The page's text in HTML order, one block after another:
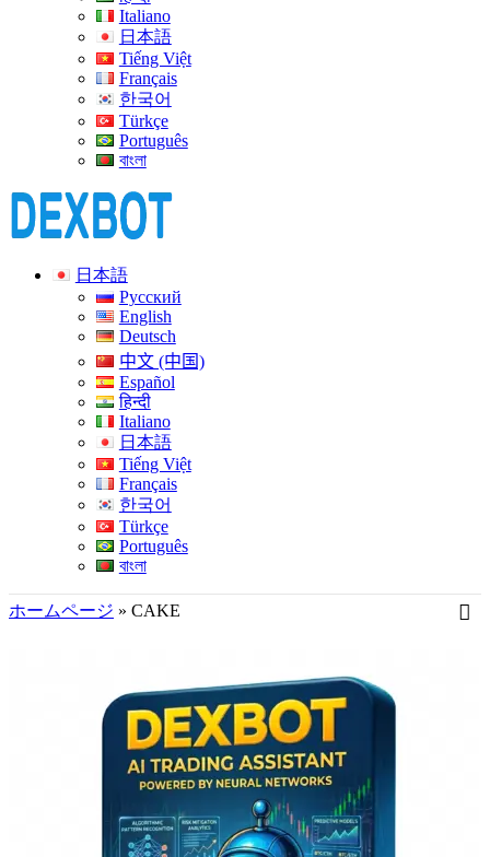
Italiano
日本語
Tiếng Việt
Français
한국어
Türkçe
Português
বাংলা
日本語
Русский
English
Deutsch
中文 (中国)
Español
हिन्दी
Italiano
日本語
Tiếng Việt
Français
한국어
Türkçe
Português
বাংলা
ホームページ » CAKE